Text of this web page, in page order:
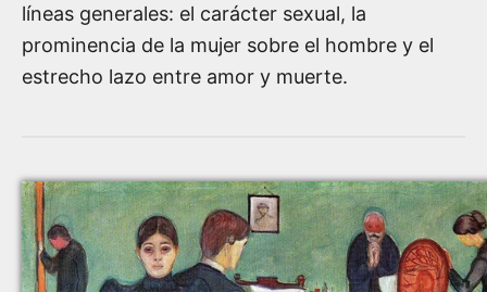
líneas generales: el carácter sexual, la
prominencia de la mujer sobre el hombre y el
estrecho lazo entre amor y muerte.